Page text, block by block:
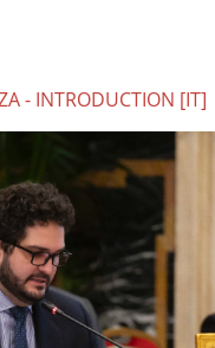
- INTRODUCTION [IT]